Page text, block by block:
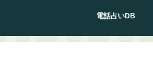
電話占いDB